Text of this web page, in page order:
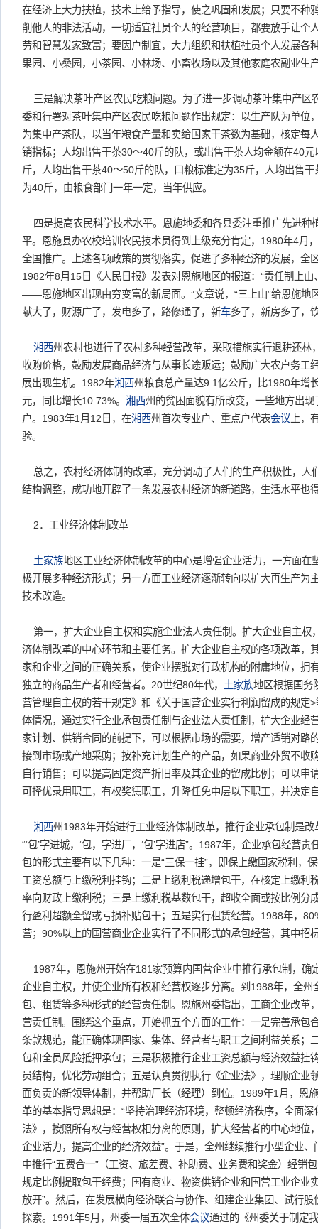
在经济上大力扶植，技术上给予指导，使之巩固和发展；只要不种
削他人的非法活动，一切适宜社员个人的经营项目，都要放手让个
劳和智慧发家致富；要因户制宜，大力组织和扶植社员个人发展各
果园、小桑园，小茶园、小林场、小畜牧场以及其他家庭农副业生
三是解决茶叶产区农民吃粮问题。为了进一步调动茶叶集中产区
委和行署对茶叶集中产区农民吃粮问题作出规定：以生产队为单位
为集中产茶队，以当年粮食产量和卖给国家干茶数为基础，核定每
销指标；人均出售干茶30～40斤的队，或出售干茶人均金额在40
斤，人均出售干茶40～50斤的队，口粮标准定为35斤，人均出售
为40斤，由粮食部门一年一定，当年供应。
四是提高农民科学技术水平。恩施地委和各县委注重推广先进种
平。恩施县办农校培训农民技术员得到上级充分肯定，1980年4月
全国推广。上述各项政策的贯彻落实，促进了多种经济的发展，全
1982年8月15日《人民日报》发表对恩施地区的报道：“责任制上
——恩施地区出现由穷变富的新局面。”文章说，“三上山”给恩施地
献大了，财源广了，发电多了，路修通了，新车多了，新房多了，
湘西州农村也进行了农村多种经营改革，采取措施实行退耕还林
收购价格，鼓励发展商品经济与从事长途贩运；鼓励广大农户务工
展出现生机。1982年湘西州粮食总产量达9.1亿公斤，比1980年增
元，同比增长10.73%。 湘西州的贫困面貌有所改变，一些地方出
户。1983年1月12日，在湘西州首次专业户、重点户代表会议 上，
验。
总之，农村经济体制的改革，充分调动了人们的生产积极性，人
结构调整，成功地开辟了一条发展农村经济的新道路，生活水平也
2．工业经济体制改革
土家族地区工业经济体制改革的中心是增强企业活力，一方面在
极开展多种经济形式；另一方面工业经济逐渐转向以扩大再生产为
技术改造。
第一，扩大企业自主权和实施企业法人责任制。扩大企业自主权
济体制改革的中心环节和主要任务。扩大企业自主权的各项改革，
家和企业之间的正确关系，使企业摆脱对行政机构的附庸地位，拥
独立的商品生产者和经营者。20世纪80年代， 土家族地区根据国务
营管理自主权的若干规定》和《关于国营企业实行利润留成的规定
体情况，通过实行企业承包责任制与企业法人责任制，扩大企业经
家计划、供销合同的前提下，可以根据市场的需要，增产适销对路
接到市场或产地采购；按补充计划生产的产品，如果商业外贸不收
自行销售；可以提高固定资产折旧率及其企业的留成比例；可以申
可择优录用职工，有权奖惩职工，升降任免中层以下职工，并决定
湘西州1983年开始进行工业经济体制改革，推行企业承包制是
“‘包’字进城，‘包，字进厂，‘包’字进店”。1987年，企业承包经营
包的形式主要有以下几种：一是“三保一挂”，即保上缴国家税利，
工资总额与上缴税利挂钩；二是上缴利税递增包干，在核定上缴利
率向财政上缴利税；三是上缴利税基数包干，超收全面或按比例分
行盈利超额全留或亏损补贴包干；五是实行租赁经营。1988年，
营；90%以上的国营商业企业实行了不同形式的承包经营，其中招
1987年，恩施州开始在181家预算内国营企业中推行承包制，确
企业自主权，并使企业所有权和经营权逐步分离。到1988年，全州
包、租赁等多种形式的经营责任制。恩施州委指出，工商企业改革
营责任制。围绕这个重点，开始抓五个方面的工作：一是完善承包
条款规范，能正确体现国家、集体、经营者与职工之间利益关系；
包和全员风险抵押承包；三是积极推行企业工资总额与经济效益挂
员结构，优化劳动组合；五是认真贯彻执行《企业法》，理顺企业
面负责的新领导体制，并帮助厂长（经理）到位。1989年1月，恩
革的基本指导思想是：“坚持治理经济环境，整顿经济秩序，全面
法》，按照所有权与经营权相分离的原则，扩大经营者的中心地位
企业活力，提高企业的经济效益”。于是，全州继续推行小型企业
中推行“五费合一”（工资、旅差费、补助费、业务费和奖金）经销
规定比例提取包干经费；国有商业、物资供销企业和国营工业企业
放开”。然后，在发展横向经济联合与协作、组建企业集团、试行股
探索。1991年5月，州委一届五次全体会议通过的《州委关于制定